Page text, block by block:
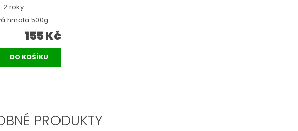
2 roky
hmota 500g
155 Kč
PRODUKTY